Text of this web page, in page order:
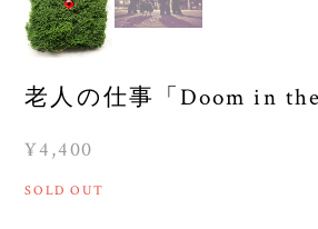
老人の仕事「Doom in the
¥4,400
SOLD OUT